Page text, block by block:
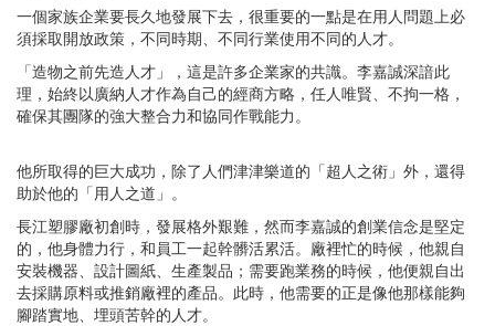
一個家族企業要長久地發展下去，很重要的一點是在用人問題上必
須採取開放政策，不同時期、不同行業使用不同的人才。
「造物之前先造人才」，這是許多企業家的共識。李嘉誠深諳此
理，始終以廣納人才作為自己的經商方略，任人唯賢、不拘一格，
確保其團隊的強大整合力和協同作戰能力。
他所取得的巨大成功，除了人們津津樂道的「超人之術」外，還得
助於他的「用人之道」。
長江塑膠廠初創時，發展格外艱難，然而李嘉誠的創業信念是堅定
的，他身體力行，和員工一起幹髒活累活。廠裡忙的時候，他親自
安裝機器、設計圖紙、生產製品；需要跑業務的時候，他便親自出
去採購原料或推銷廠裡的產品。此時，他需要的正是像他那樣能夠
腳踏實地、埋頭苦幹的人才。